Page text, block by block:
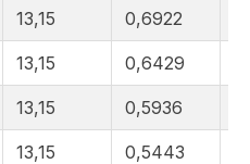
13,15 0,6922
13,15 0,6429
13,15 0,5936
13,15 0,5443